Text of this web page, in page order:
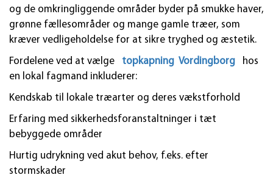
og de omkringliggende områder byder på smukke haver,
grønne fællesområder og mange gamle træer, som
kræver vedligeholdelse for at sikre tryghed og æstetik.
Fordelene ved at vælge topkapning Vordingborg
hos
en lokal fagmand inkluderer:
Kendskab til lokale træarter og deres vækstforhold
Erfaring med sikkerhedsforanstaltninger i tæt
bebyggede områder
Hurtig udrykning ved akut behov, f.eks. efter
stormskader